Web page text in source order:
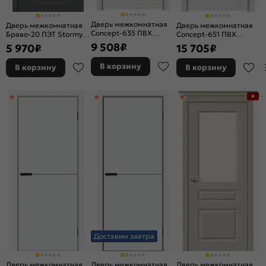
Дверь межкомнатная
Браво-20 ПЭТ Stormy
Silk, глухая, без стекла,
без кромки, царговая
5 970₽
В корзину
Дверь межкомнатная
Concept-635 ПВХ
Белоснежно матовый,
глухая, без кромки,
царговая
9 508₽
В корзину
Дверь межкомнатная
Concept-651 ПВХ
Белоснежно матовый,
остекленная, сатинат
белый, без кромки,
царговая
15 705₽
В корзину
Доставим завтра